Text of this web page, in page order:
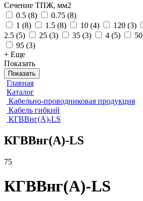
Сечение ТПЖ, мм2
0.5 (8) 0.75 (8)
1 (8) 1.5 (8) 10 (4) 120 (3)
2.5 (5) 25 (3) 35 (3) 4 (5) 50
95 (3)
+ Еще
Показать
Показать
Главная
Каталог
Кабельно-проводниковая продукция
Кабель гибкий
КГВВнг(А)-LS
КГВВнг(А)-LS
75
КГВВнг(А)-LS